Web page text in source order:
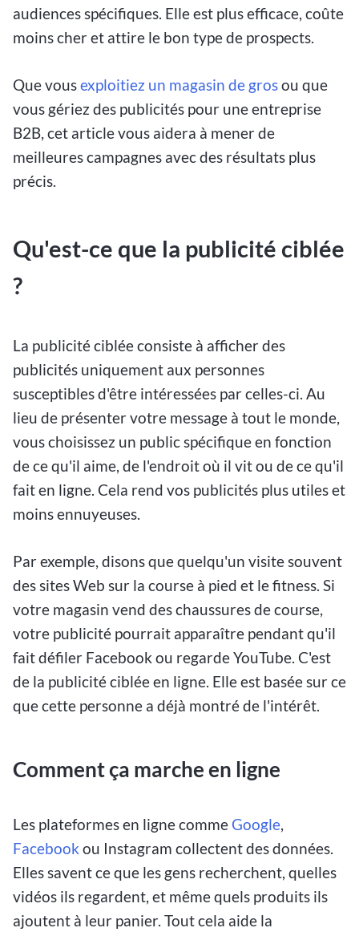
audiences spécifiques. Elle est plus efficace, coûte
moins cher et attire le bon type de prospects.
Que vousexploitiez un magasin de grosou que
vous gériez des publicités pour une entreprise
B2B, cet article vous aidera à mener de
meilleures campagnes avec des résultats plus
précis.
Qu'est-ce que la publicité ciblée
?
La publicité ciblée consiste à afficher des
publicités uniquement aux personnes
susceptibles d'être intéressées par celles-ci. Au
lieu de présenter votre message à tout le monde,
vous choisissez un public spécifique en fonction
de ce qu'il aime, de l'endroit où il vit ou de ce qu'il
fait en ligne. Cela rend vos publicités plus utiles et
moins ennuyeuses.
Par exemple, disons que quelqu'un visite souvent
des sites Web sur la course à pied et le fitness. Si
votre magasin vend des chaussures de course,
votre publicité pourrait apparaître pendant qu'il
fait défiler Facebook ou regarde YouTube. C'est
de la publicité ciblée en ligne. Elle est basée sur ce
que cette personne a déjà montré de l'intérêt.
Comment ça marche en ligne
Les plateformes en ligne comme Google,
Facebook ou Instagram collectent des données.
Elles savent ce que les gens recherchent, quelles
vidéos ils regardent, et même quels produits ils
ajoutent à leur panier. Tout cela aide la